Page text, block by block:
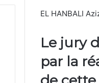
EL HANBALI
Le jury
par la